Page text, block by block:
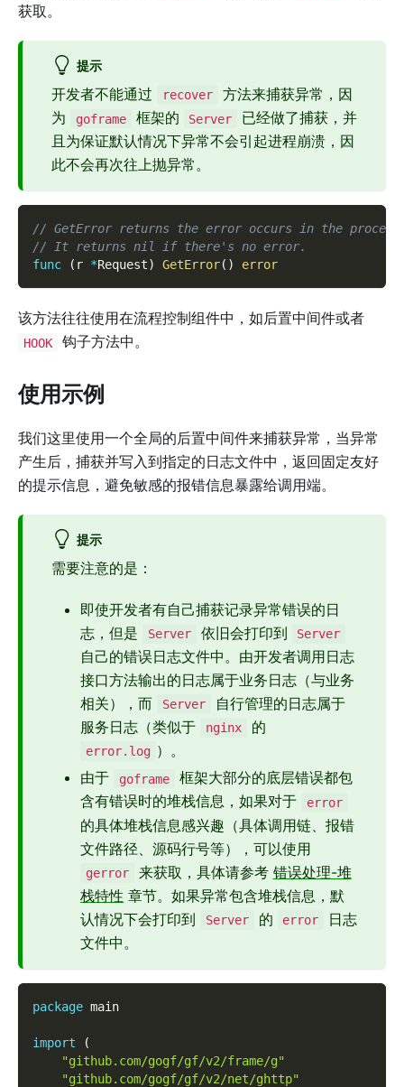
获取。
提示
开发者不能通过 recover
方法来捕获异常，因
为
goframe 框架的 Server
已经做了捕获，并
且为保证默认情况下异常不会引起进程崩溃，因
此不会再次往上抛异常。
// GetError returns the error occurs in the
// It returns nil if there's no error.
func
( r *Request) GetError( ) error
该方法往往使用在流程控制组件中，如后置中间件或者
HOOK 钩子方法中。
使用示例
我们这里使用一个全局的后置中间件来捕获异常，当异常
产生后，捕获并写入到指定的日志文件中，返回固定友好
的提示信息，避免敏感的报错信息暴露给调用端。
提示
需要注意的是：
即使开发者有自己捕获记录异常错误的日
志，但是
Server 依旧会打印到 Server
自己的错误日志文件中。由开发者调用日志
接口方法输出的日志属于业务日志（与业务
相关），而
Server
自行管理的日志属于
服务日志（类似于
nginx 的
error.log ）。
由于
goframe
框架大部分的底层错误都包
含有错误时的堆栈信息，如果对于
error
的具体堆栈信息感兴趣（具体调用链、报错
文件路径、源码行号等），可以使用
gerror 来获取，具体请参考 错误处理-堆
栈特性 章节。如果异常包含堆栈信息，默
认情况下会打印到
Server 的 error
日志
文件中。
package main
import
(
"github.com/gogf/gf/v2/frame/g"
"github.com/gogf/gf/v2/net/ghttp"